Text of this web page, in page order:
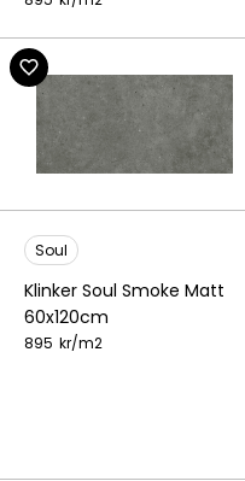
Soul
Klinker Soul Smoke Matt
60x120cm
895 kr/m2